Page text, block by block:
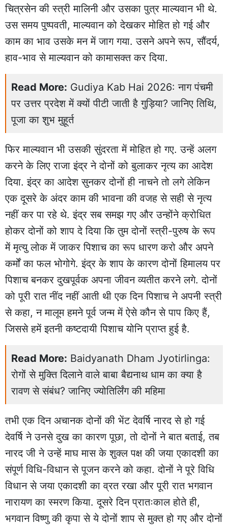
चित्रसेन की स्त्री मालिनी और उसका पुत्र माल्यवान भी थे.
उस समय पुष्पवती, माल्यवान को देखकर मोहित हो गई और
काम का भाव उसके मन में जाग गया. उसने अपने रूप, सौंदर्य,
हाव-भाव से माल्यवान को कामासक्त कर दिया.
Read More: Gudiya Kab Hai 2026: नाग पंचमी
पर उत्तर प्रदेश में क्यों पीटी जाती है गुड़िया? जानिए तिथि,
पूजा का शुभ मुहूर्त
फिर माल्यवान भी उसकी सुंदरता में मोहित हो गए. उन्हें अलग
करने के लिए राजा इंद्र ने दोनों को बुलाकर नृत्य का आदेश
दिया. इंद्र का आदेश सुनकर दोनों ही नाचने तो लगे लेकिन
एक दूसरे के अंदर काम की भावना की वजह से सही से नृत्य
नहीं कर पा रहे थे. इंद्र सब समझ गए और उन्होंने क्रोधित
होकर दोनों को शाप दे दिया कि तुम दोनों स्त्री-पुरुष के रूप
में मृत्यु लोक में जाकर पिशाच का रूप धारण करो और अपने
कर्मों का फल भोगोगे. इंद्र के शाप के कारण दोनों हिमालय पर
पिशाच बनकर दुखपूर्वक अपना जीवन व्यतीत करने लगे. दोनों
को पूरी रात नींद नहीं आती थी एक दिन पिशाच ने अपनी स्त्री
से कहा, न मालूम हमने पूर्व जन्म में ऐसे कौन से पाप किए हैं,
जिससे हमें इतनी कष्टदायी पिशाच योनि प्राप्त हुई है.
Read More: Baidyanath Dham Jyotirlinga:
रोगों से मुक्ति दिलाने वाले बाबा बैद्यनाथ धाम का क्या है
रावण से संबंध? जानिए ज्योतिर्लिंग की महिमा
तभी एक दिन अचानक दोनों की भेंट देवर्षि नारद से हो गई
देवर्षि ने उनसे दुख का कारण पूछा, तो दोनों ने बात बताई, तब
नारद जी ने उन्हें माघ मास के शुक्ल पक्ष की जया एकादशी का
संपूर्ण विधि-विधान से पूजन करने को कहा. दोनों ने पूरे विधि
विधान से जया एकादशी का व्रत रखा और पूरी रात भगवान
नारायण का स्मरण किया. दूसरे दिन प्रातःकाल होते ही,
भगवान विष्णु की कृपा से ये दोनों शाप से मुक्त हो गए और दोनों